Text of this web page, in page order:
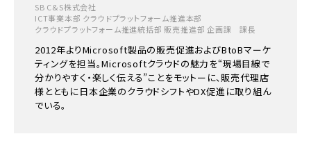
SB C&S株式会社
ICT事業本部 クラウドプラットフォーム推進本部
クラウドプラットフォーム推進統括部 販売推進部 企画課 課長
2012年よりMicrosoft製品の販売促進およびBtoBマーケ
ティングを担当。Microsoftクラウドの魅力を“現場目線で
分かりやすく・楽しく伝える”ことをモットーに、販売代理店
様とともに日本企業のクラウドシフトやDX促進に取り組ん
でいる。